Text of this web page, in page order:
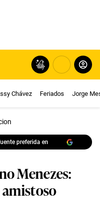
Chávez Feriados Jorge
preferida en
Menezes: